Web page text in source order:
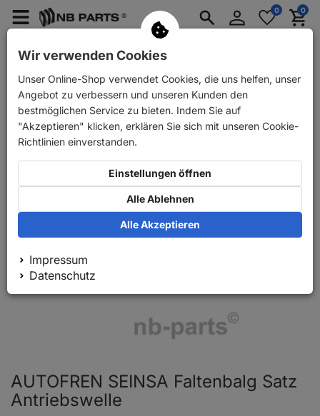
Menü
PKW Anhänger Ersatzteile
AnmeldenMerkzettel
aufklappen
0 0
Zurück PKW Ersatzteile Antrieb Faltenbalge
AUTOFREN SEINSA Faltenbalg Satz
Antriebswelle
Wir verwenden Cookies
Unser Online-Shop verwendet Cookies, die uns helfen, unser
Angebot zu verbessern und unseren Kunden den
bestmöglichen Service zu bieten. Indem Sie auf
"Akzeptieren" klicken, erklären Sie sich mit unseren Cookie-
Richtlinien einverstanden.
Einstellungen öffnen
Alle Ablehnen
Alle Akzeptieren
Impressum
Datenschutz